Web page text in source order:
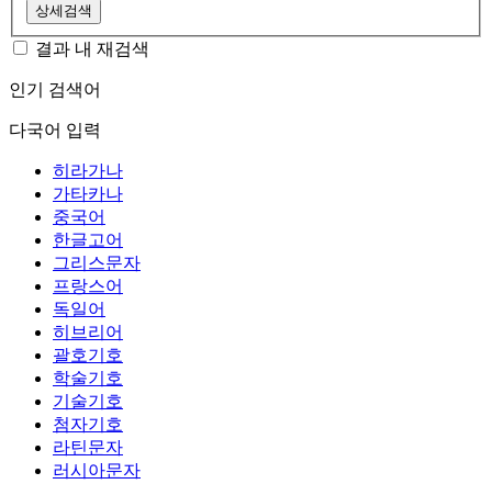
상세검색
결과 내 재검색
인기 검색어
다국어 입력
히라가나
가타카나
중국어
한글고어
그리스문자
프랑스어
독일어
히브리어
괄호기호
학술기호
기술기호
첨자기호
라틴문자
러시아문자